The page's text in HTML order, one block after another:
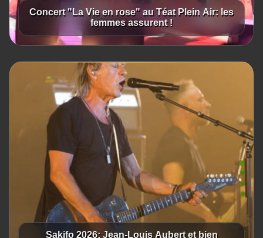
Concert "La Vie en rose" au Téat Plein Air: les
femmes assurent !
Sakifo 2026: Jean-Louis Aubert et bien